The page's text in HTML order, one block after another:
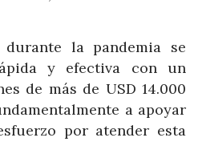
durante la pandemia se
y efectiva con un
de más de USD 14.000
a apoyar
por atender esta